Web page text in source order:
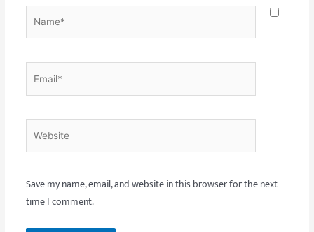
Save my name, email, and website in this browser for the next
time I comment.